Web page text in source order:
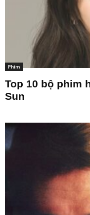
Phim
Top 10 bộ phim
Sun